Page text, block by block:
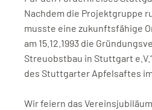
Nachdem die Projektgruppe
musste eine zukunftsfähige
am 15.12.1993 die
Streuobstbau in Stuttgart
des Stuttgarter Apfelsaftes
Wir feiern das